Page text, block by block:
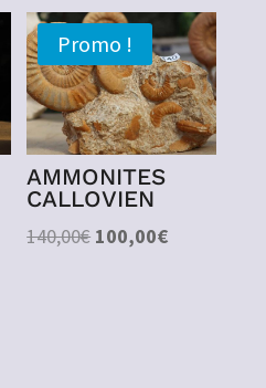
était :
180,00€.
est :
150,00€.
Promo !
AMMONITES
CALLOVIEN
140,00€ Le
100,00€Le